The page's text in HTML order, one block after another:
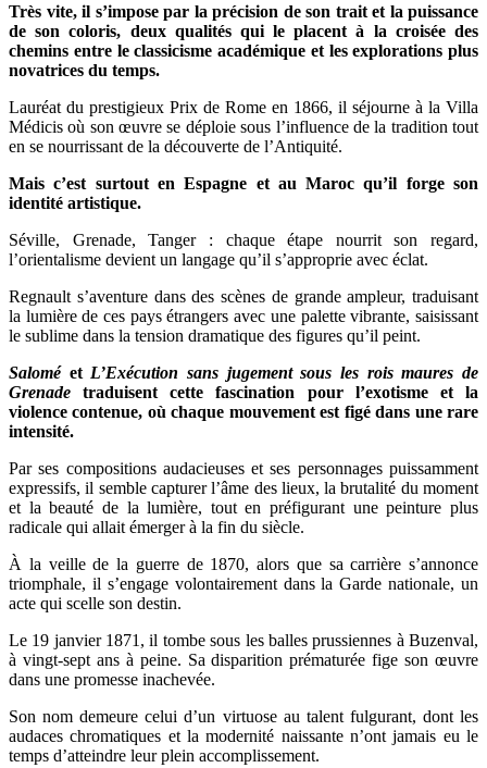
Très vite, il s’impose par la précision de son trait et la puissance
de son coloris, deux qualités qui le placent à la croisée des
chemins entre le classicisme académique et les explorations plus
novatrices du temps.
Lauréat du prestigieux Prix de Rome en 1866, il séjourne à la Villa
Médicis où son œuvre se déploie sous l’influence de la tradition tout
en se nourrissant de la découverte de l’Antiquité.
Mais c’est surtout en Espagne et au Maroc qu’il forge son
identité artistique.
Séville, Grenade, Tanger : chaque étape nourrit son regard,
l’orientalisme devient un langage qu’il s’approprie avec éclat.
Regnault s’aventure dans des scènes de grande ampleur, traduisant
la lumière de ces pays étrangers avec une palette vibrante, saisissant
le sublime dans la tension dramatique des figures qu’il peint.
Saloméet L’Exécution sans jugement sous les rois maures de
Grenade traduisent cette fascination pour l’exotisme et la
violence contenue, où chaque mouvement est figé dans une rare
intensité.
Par ses compositions audacieuses et ses personnages puissamment
expressifs, il semble capturer l’âme des lieux, la brutalité du moment
et la beauté de la lumière, tout en préfigurant une peinture plus
radicale qui allait émerger à la fin du siècle.
À la veille de la guerre de 1870, alors que sa carrière s’annonce
triomphale, il s’engage volontairement dans la Garde nationale, un
acte qui scelle son destin.
Le 19 janvier 1871, il tombe sous les balles prussiennes à Buzenval,
à vingt-sept ans à peine. Sa disparition prématurée fige son œuvre
dans une promesse inachevée.
Son nom demeure celui d’un virtuose au talent fulgurant, dont les
audaces chromatiques et la modernité naissante n’ont jamais eu le
temps d’atteindre leur plein accomplissement.